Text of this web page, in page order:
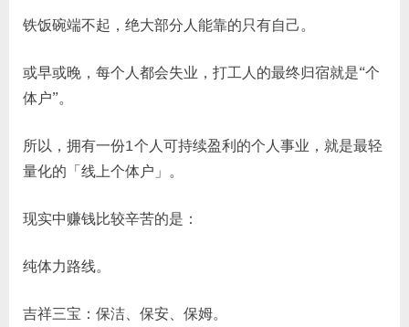
方
从
今，
铁饭碗端不起，绝大部分人能靠的只有自己。
或早或晚，每个人都会失业，打工人的最终归宿就是“个
体户”。
所以，拥有一份1个人可持续盈利的个人事业，就是最轻
量化的「线上个体户」。
现实中赚钱比较辛苦的是：
纯体力路线。
吉祥三宝：保洁、保安、保姆。